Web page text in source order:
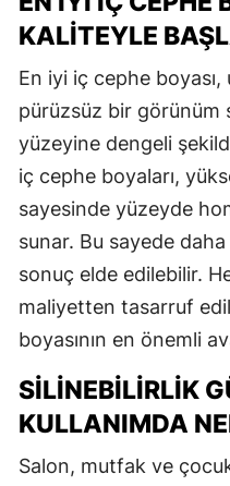
KALITEYLE
En iyi iç cephe boyası,
pürüzsüz bir görünüm
yüzeyine dengeli
iç cephe boyaları,
sayesinde yüzeyde
sunar. Bu sayede
sonuç elde edilebilir.
maliyetten tasarruf
boyasının en önemli
SILINEBILIRLIK
KULLANIMDA
Salon, mutfak ve